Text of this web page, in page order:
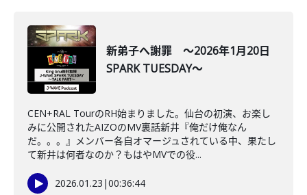
新弟子へ謝罪 ～2026年1月20日
SPARK TUESDAY～
CEN+RAL TourのRH始まりました。仙台の初演、お楽し
みに公開されたAIZOのMV裏話新井『俺だけ俺なん
だ。。。』メンバー各自オマージュされている中、果たし
て新井は何者なのか？もはやMVでの役...
2026.01.23 |00:36:44